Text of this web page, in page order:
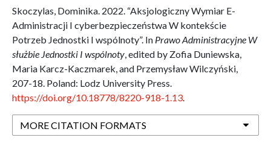
Skoczylas, Dominika. 2022. “Aksjologiczny Wymiar E-
Administracji I cyberbezpieczeństwa W kontekście
Potrzeb Jednostki I wspólnoty”. In Prawo Administracyjne W
służbie Jednostki I wspólnoty, edited by Zofia Duniewska,
Maria Karcz-Kaczmarek, and Przemysław Wilczyński,
207-18. Poland: Lodz University Press.
https://doi.org/10.18778/8220-918-1.13.
MORE CITATION FORMATS